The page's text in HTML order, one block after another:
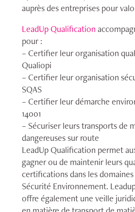
auprès des entreprises pour
LeadUp Qualification
pour :
– Certifier leur organisation
Qualiopi
– Certifier leur organisation
SQAS
– Certifier leur démarche
14001
– Sécuriser leurs transports de
dangereuses sur route
LeadUp Qualification permet
gagner ou de maintenir leurs
certifications dans les
Sécurité Environnement.
offre également une veille